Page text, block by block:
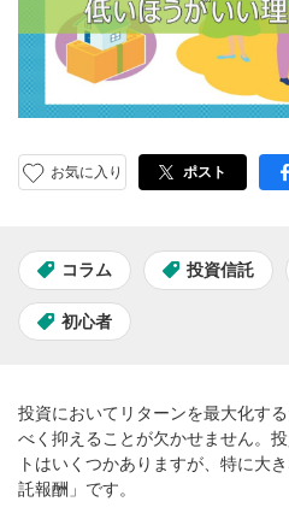
お気に入り ポスト
コラム 投資信託
初心者
投資においてリターンを最大化す
べく抑えることが欠かせません。
トはいくつかありますが、特に大
託報酬」です。